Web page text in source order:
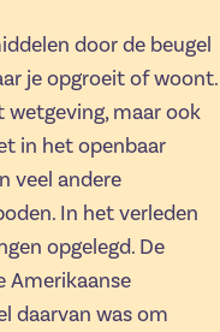
door de beugel
je opgroeit of woont.
maar ook
in het openbaar
veel andere
In het verleden
opgelegd. De
Amerikaanse
daarvan was om